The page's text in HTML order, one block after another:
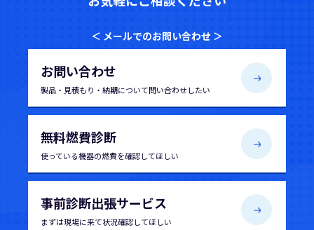
＜ メールでのお問い合わせ ＞
お問い合わせ
製品・見積もり・納期について問い合わせしたい
無料燃費診断
使っている機器の燃費を確認してほしい
事前診断出張サービス
まずは現場に来て状況確認してほしい